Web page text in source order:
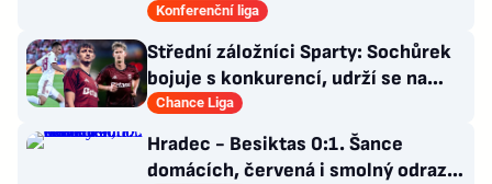
sváteční hlavičkáři
Konferenční liga
Střední záložníci Sparty: Sochůrek
bojuje s konkurencí, udrží se na
Letné Hollý?
Chance Liga
Hradec - Besiktas 0:1. Šance
domácích, červená i smolný odraz.